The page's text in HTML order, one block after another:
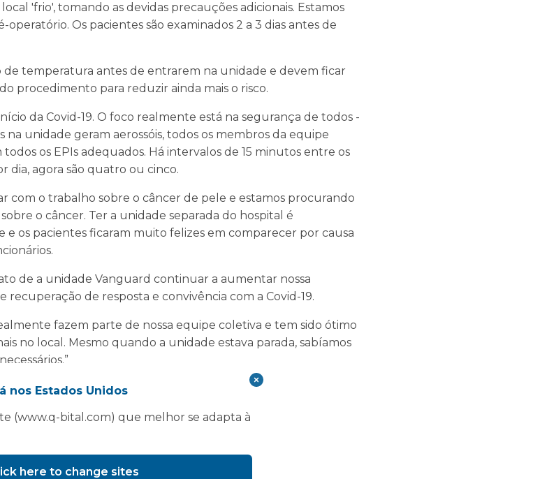
'frio', tomando as devidas precauções adicionais. Estamos
Os pacientes são examinados 2 a 3 dias antes de
de temperatura antes de entrarem na unidade e devem ficar
procedimento para reduzir ainda mais o risco.
da Covid-19. O foco realmente está na segurança de todos -
unidade geram aerossóis, todos os membros da equipe
os EPIs adequados. Há intervalos de 15 minutos entre os
dia, agora são quatro ou cinco.
com o trabalho sobre o câncer de pele e estamos procurando
o câncer. Ter a unidade separada do hospital é
os pacientes ficaram muito felizes em comparecer por causa
de a unidade Vanguard continuar a aumentar nossa
de resposta e convivência com a Covid-19.
fazem parte de nossa equipe coletiva e tem sido ótimo
no local. Mesmo quando a unidade estava parada, sabíamos
nos Estados Unidos
(www.q-bital.com) que melhor se adapta à
here to change sites